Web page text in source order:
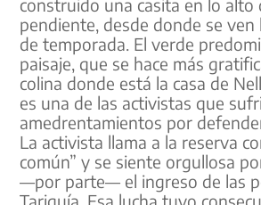
construido una casita en lo alto
pendiente, desde donde se ven
de temporada. El verde
paisaje, que se hace más
colina donde está la casa de
es una de las activistas que
amedrentamientos por
La activista llama a la reserva
común” y se siente orgullosa
—por parte— el ingreso de las
Tariquía. Esa lucha tuvo